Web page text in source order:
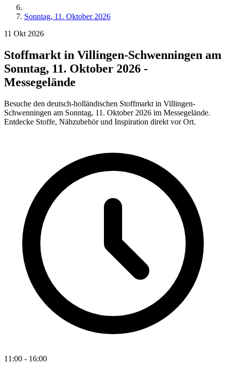
Sonntag, 11. Oktober 2026
11 Okt 2026
Stoffmarkt in Villingen-Schwenningen am
Sonntag, 11. Oktober 2026 -
Messegelände
Besuche den deutsch-holländischen Stoffmarkt in Villingen-
Schwenningen am Sonntag, 11. Oktober 2026 im Messegelände.
Entdecke Stoffe, Nähzubehör und Inspiration direkt vor Ort.
11:00 - 16:00